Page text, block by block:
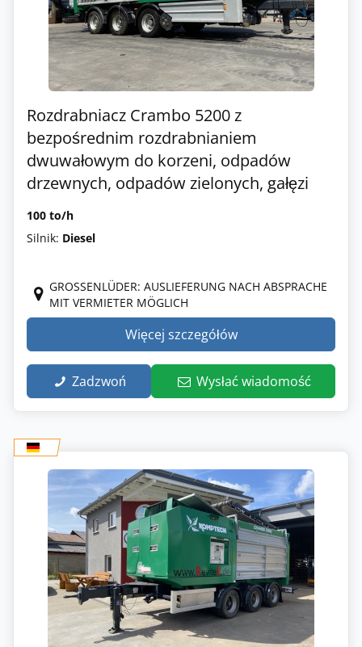
Rozdrabniacz Crambo 5200 z
bezpośrednim rozdrabnianiem
dwuwałowym do korzeni, odpadów
drzewnych, odpadów zielonych, gałęzi
100 to/h
Silnik: Diesel
GROSSENLÜDER: AUSLIEFERUNG NACH ABSPRACHE M
IT VERMIETER MÖGLICH
Więcej szczegółów
Zadzwoń Wysłać wiadomość